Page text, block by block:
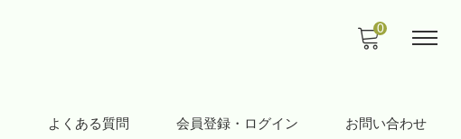
よくある質問 会員登録・ログイン お問い合わせ
0